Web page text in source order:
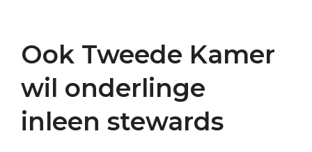
Ook Tweede Kamer
wil onderlinge
inleen stewards